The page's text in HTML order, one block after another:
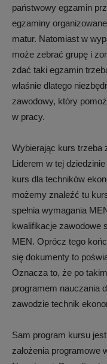
państwowy egzamin
egzaminy
matur. Natomiast w
może zebrać grupę i
zdać taki egzamin
właśnie dlatego
zawodowy, który
w pracy.
Wybierając kurs trzeba
Liderem w tej
kurs dla techników
możemy znaleźć tu
spełnia wymagania
kwalifikacje zawodowe
MEN. Oprócz tego
się dokumenty to
Oznacza to, że po
programem nauczania
zawodzie technik
Sam program kursu jest
założenia